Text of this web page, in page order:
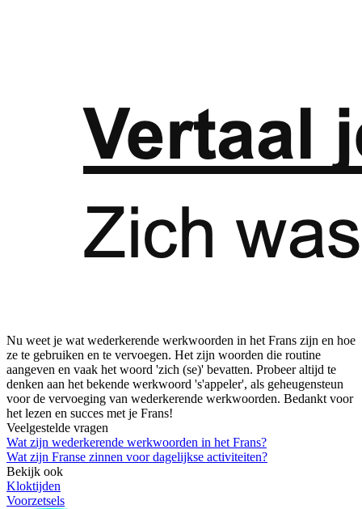
Nu weet je wat wederkerende werkwoorden in het Frans zijn en hoe
ze te gebruiken en te vervoegen. Het zijn woorden die routine
aangeven en vaak het woord 'zich (se)' bevatten. Probeer altijd te
denken aan het bekende werkwoord 's'appeler', als geheugensteun
voor de vervoeging van wederkerende werkwoorden. Bedankt voor
het lezen en succes met je Frans!
Veelgestelde vragen
Wat zijn wederkerende werkwoorden in het Frans?
Wat zijn Franse zinnen voor dagelijkse activiteiten?
Bekijk ook
Kloktijden
Voorzetsels